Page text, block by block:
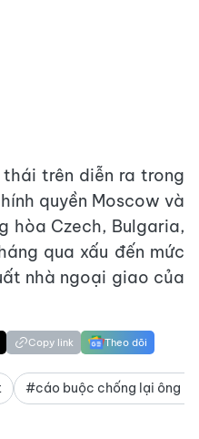
trên diễn ra trong
quyền Moscow và
hòa Czech, Bulgaria,
qua xấu đến mức
nhà ngoại giao của
Copy link Theo dõi
#cáo buộc chống lại ông